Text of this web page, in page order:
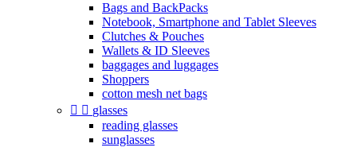
Bags and BackPacks
Notebook, Smartphone and Tablet Sleeves
Clutches & Pouches
Wallets & ID Sleeves
baggages and luggages
Shoppers
cotton mesh net bags
  glasses
reading glasses
sunglasses